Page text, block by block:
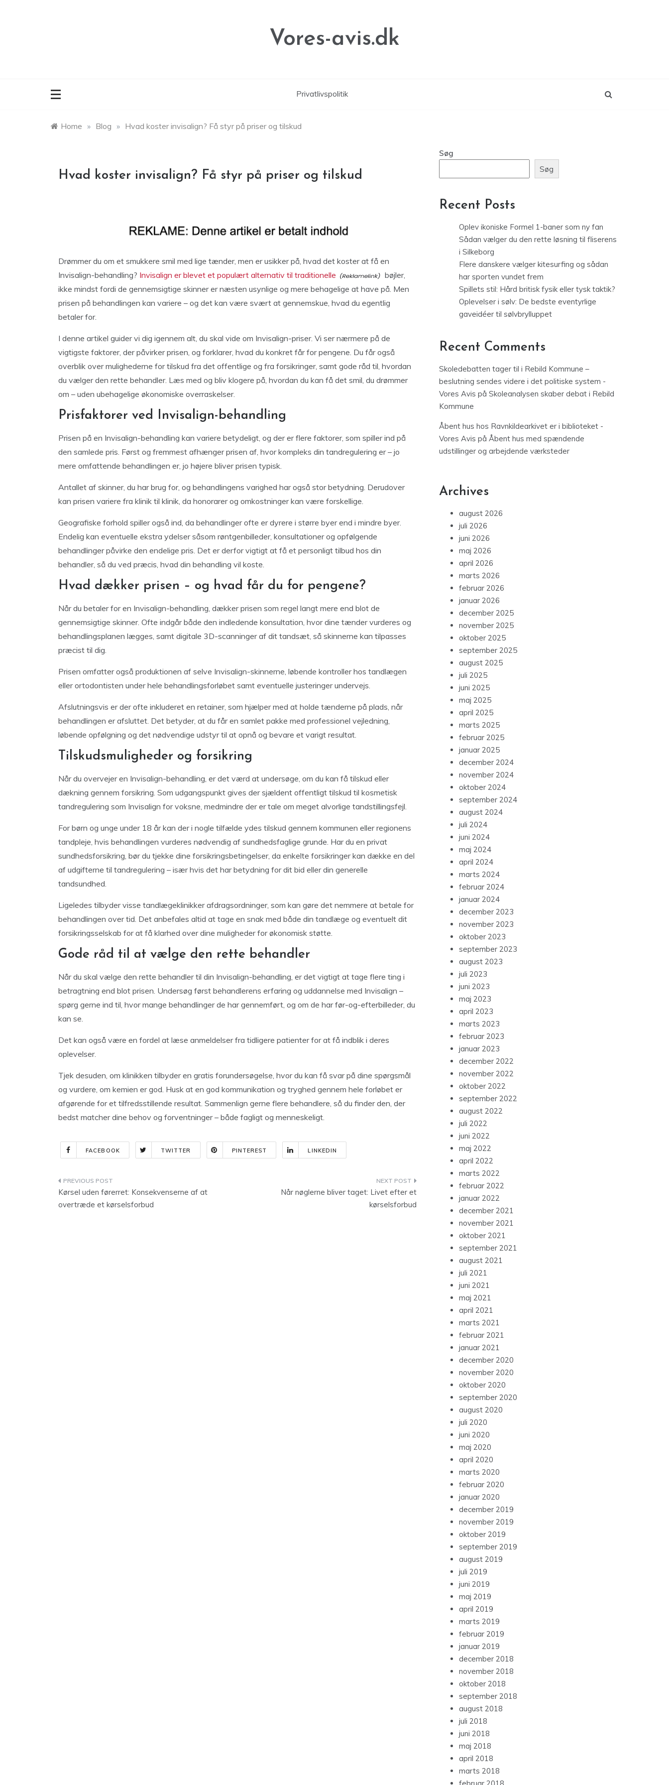
Vores-avis.dk
Privatlivspolitik
Home » Blog » Hvad koster invisalign? Få styr på priser og tilskud
Hvad koster invisalign? Få styr på priser og tilskud
Drømmer du om et smukkere smil med lige tænder, men er usikker på, hvad det koster at få en
Invisalign-behandling? Invisalign er blevet et populært alternativ til traditionelle
bøjler,
ikke mindst fordi de gennemsigtige skinner er næsten usynlige og mere behagelige at have på. Men
prisen på behandlingen kan variere – og det kan være svært at gennemskue, hvad du egentlig
betaler for.
I denne artikel guider vi dig igennem alt, du skal vide om Invisalign-priser. Vi ser nærmere på de
vigtigste faktorer, der påvirker prisen, og forklarer, hvad du konkret får for pengene. Du får også
overblik over mulighederne for tilskud fra det offentlige og fra forsikringer, samt gode råd til, hvordan
du vælger den rette behandler. Læs med og bliv klogere på, hvordan du kan få det smil, du drømmer
om – uden ubehagelige økonomiske overraskelser.
Prisfaktorer ved Invisalign-behandling
Prisen på en Invisalign-behandling kan variere betydeligt, og der er flere faktorer, som spiller ind på
den samlede pris. Først og fremmest afhænger prisen af, hvor kompleks din tandregulering er – jo
mere omfattende behandlingen er, jo højere bliver prisen typisk.
Antallet af skinner, du har brug for, og behandlingens varighed har også stor betydning. Derudover
kan prisen variere fra klinik til klinik, da honorarer og omkostninger kan være forskellige.
Geografiske forhold spiller også ind, da behandlinger ofte er dyrere i større byer end i mindre byer.
Endelig kan eventuelle ekstra ydelser såsom røntgenbilleder, konsultationer og opfølgende
behandlinger påvirke den endelige pris. Det er derfor vigtigt at få et personligt tilbud hos din
behandler, så du ved præcis, hvad din behandling vil koste.
Hvad dækker prisen – og hvad får du for pengene?
Når du betaler for en Invisalign-behandling, dækker prisen som regel langt mere end blot de
gennemsigtige skinner. Ofte indgår både den indledende konsultation, hvor dine tænder vurderes og
behandlingsplanen lægges, samt digitale 3D-scanninger af dit tandsæt, så skinnerne kan tilpasses
præcist til dig.
Prisen omfatter også produktionen af selve Invisalign-skinnerne, løbende kontroller hos tandlægen
eller ortodontisten under hele behandlingsforløbet samt eventuelle justeringer undervejs.
Afslutningsvis er der ofte inkluderet en retainer, som hjælper med at holde tænderne på plads, når
behandlingen er afsluttet. Det betyder, at du får en samlet pakke med professionel vejledning,
løbende opfølgning og det nødvendige udstyr til at opnå og bevare et varigt resultat.
Tilskudsmuligheder og forsikring
Når du overvejer en Invisalign-behandling, er det værd at undersøge, om du kan få tilskud eller
dækning gennem forsikring. Som udgangspunkt gives der sjældent offentligt tilskud til kosmetisk
tandregulering som Invisalign for voksne, medmindre der er tale om meget alvorlige tandstillingsfejl.
For børn og unge under 18 år kan der i nogle tilfælde ydes tilskud gennem kommunen eller regionens
tandpleje, hvis behandlingen vurderes nødvendig af sundhedsfaglige grunde. Har du en privat
sundhedsforsikring, bør du tjekke dine forsikringsbetingelser, da enkelte forsikringer kan dække en del
af udgifterne til tandregulering – især hvis det har betydning for dit bid eller din generelle
tandsundhed.
Ligeledes tilbyder visse tandlægeklinikker afdragsordninger, som kan gøre det nemmere at betale for
behandlingen over tid. Det anbefales altid at tage en snak med både din tandlæge og eventuelt dit
forsikringsselskab for at få klarhed over dine muligheder for økonomisk støtte.
Gode råd til at vælge den rette behandler
Når du skal vælge den rette behandler til din Invisalign-behandling, er det vigtigt at tage flere ting i
betragtning end blot prisen. Undersøg først behandlerens erfaring og uddannelse med Invisalign –
spørg gerne ind til, hvor mange behandlinger de har gennemført, og om de har før-og-efterbilleder, du
kan se.
Det kan også være en fordel at læse anmeldelser fra tidligere patienter for at få indblik i deres
oplevelser.
Tjek desuden, om klinikken tilbyder en gratis forundersøgelse, hvor du kan få svar på dine spørgsmål
og vurdere, om kemien er god. Husk at en god kommunikation og tryghed gennem hele forløbet er
afgørende for et tilfredsstillende resultat. Sammenlign gerne flere behandlere, så du finder den, der
bedst matcher dine behov og forventninger – både fagligt og menneskeligt.
FACEBOOK TWITTER PINTEREST LINKEDIN
Indlægsnavigation
Kørsel uden førerret: Konsekvenserne af at
overtræde et kørselsforbud
Når nøglerne bliver taget: Livet efter et
kørselsforbud
Søg
Søg
Recent Posts
Oplev ikoniske Formel 1-baner som ny fan
Sådan vælger du den rette løsning til fliserens
i Silkeborg
Flere danskere vælger kitesurfing og sådan
har sporten vundet frem
Spillets stil: Hård britisk fysik eller tysk taktik?
Oplevelser i sølv: De bedste eventyrlige
gaveidéer til sølvbrylluppet
Recent Comments
Skoledebatten tager til i Rebild Kommune –
beslutning sendes videre i det politiske system -
Vores Avis på Skoleanalysen skaber debat i Rebild
Kommune
Åbent hus hos Ravnkildearkivet er i biblioteket -
Vores Avis på Åbent hus med spændende
udstillinger og arbejdende værksteder
Archives
august 2026
juli 2026
juni 2026
maj 2026
april 2026
marts 2026
februar 2026
januar 2026
december 2025
november 2025
oktober 2025
september 2025
august 2025
juli 2025
juni 2025
maj 2025
april 2025
marts 2025
februar 2025
januar 2025
december 2024
november 2024
oktober 2024
september 2024
august 2024
juli 2024
juni 2024
maj 2024
april 2024
marts 2024
februar 2024
januar 2024
december 2023
november 2023
oktober 2023
september 2023
august 2023
juli 2023
juni 2023
maj 2023
april 2023
marts 2023
februar 2023
januar 2023
december 2022
november 2022
oktober 2022
september 2022
august 2022
juli 2022
juni 2022
maj 2022
april 2022
marts 2022
februar 2022
januar 2022
december 2021
november 2021
oktober 2021
september 2021
august 2021
juli 2021
juni 2021
maj 2021
april 2021
marts 2021
februar 2021
januar 2021
december 2020
november 2020
oktober 2020
september 2020
august 2020
juli 2020
juni 2020
maj 2020
april 2020
marts 2020
februar 2020
januar 2020
december 2019
november 2019
oktober 2019
september 2019
august 2019
juli 2019
juni 2019
maj 2019
april 2019
marts 2019
februar 2019
januar 2019
december 2018
november 2018
oktober 2018
september 2018
august 2018
juli 2018
juni 2018
maj 2018
april 2018
marts 2018